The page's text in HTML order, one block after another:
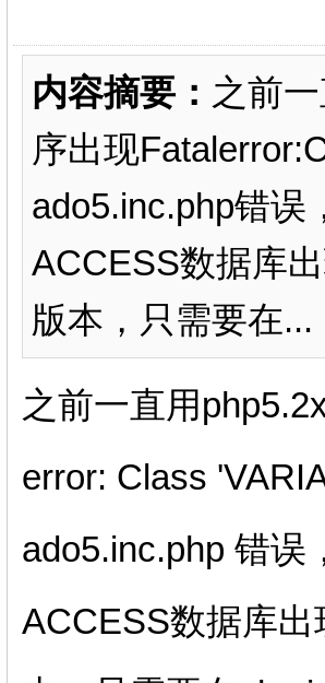
内容摘要： 之前
序出现
ado5.inc.php错误
ACCESS数据库
版本，只需要在...
之前一直用
error: Class
ado5.inc.php 错误
ACCESS数据库